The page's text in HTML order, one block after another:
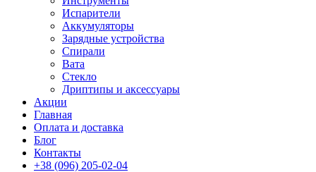
Испарители
Аккумуляторы
Зарядные устройства
Спирали
Вата
Стекло
Дриптипы и аксессуары
Акции
Главная
Оплата и доставка
Блог
Контакты
+38 (096) 205-02-04